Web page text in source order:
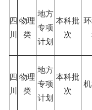
四
川
物理
类
地方
专项
计划
本科批
次
四
川
物理
类
地方
专项
计划
本科批
次